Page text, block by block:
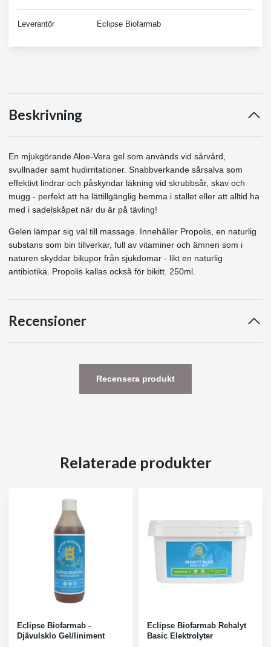
Leverantör Eclipse Biofarmab
Beskrivning
En mjukgörande Aloe-Vera gel som används vid sårvård,
svullnader samt hudirritationer. Snabbverkande sårsalva som
effektivt lindrar och påskyndar läkning vid skrubbsår, skav och
mugg - perfekt att ha lättillgänglig hemma i stallet eller att alltid ha
med i sadelskåpet när du är på tävling!
Gelen lämpar sig väl till massage. Innehåller Propolis, en naturlig
substans som bin tillverkar, full av vitaminer och ämnen som i
naturen skyddar bikupor från sjukdomar - likt en naturlig
antibiotika. Propolis kallas också för bikitt. 250ml.
Recensioner
Recensera produkt
Relaterade produkter
Eclipse Biofarmab -
Djävulsklo Gel/liniment
Eclipse Biofarmab Rehalyt
Basic Elektrolyter